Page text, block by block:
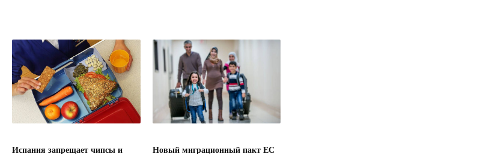
Испания запрещает чипсы и Новый миграционный пакт ЕС